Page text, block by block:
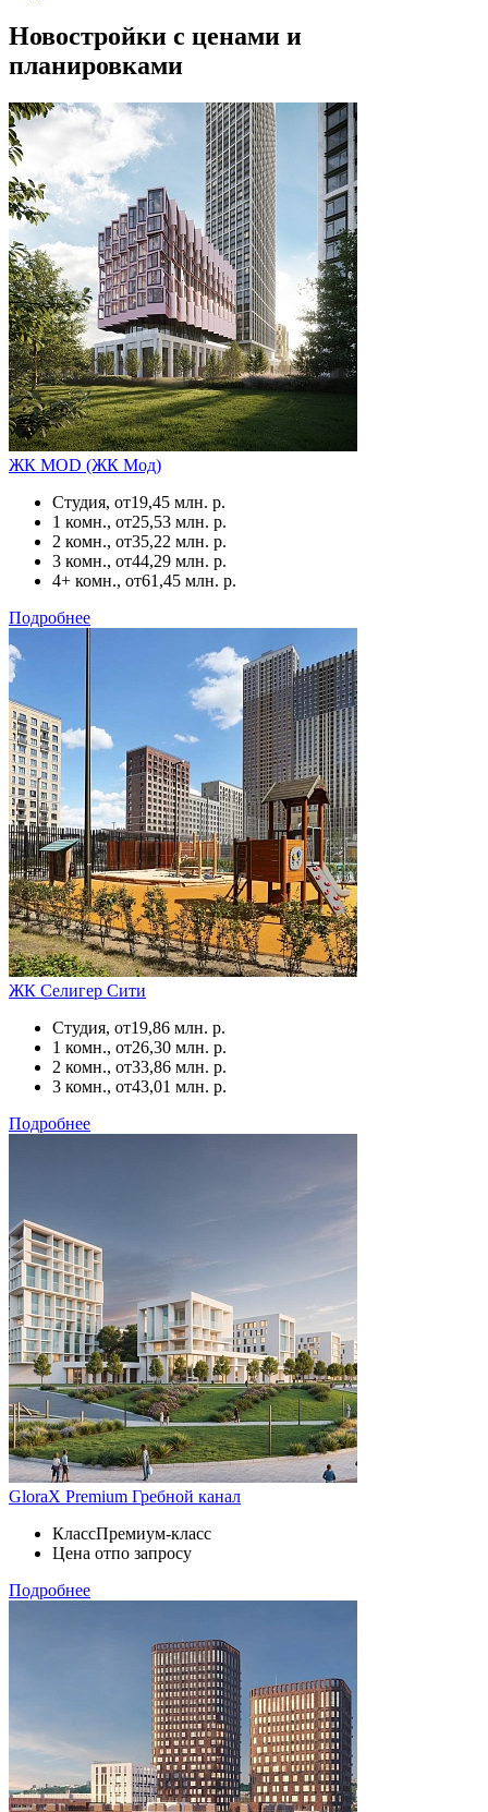
Новостройки с ценами и
планировками
ЖК MOD (ЖК Мод)
Студия, от19,45 млн. р.
1 комн., от25,53 млн. р.
2 комн., от35,22 млн. р.
3 комн., от44,29 млн. р.
4+ комн., от61,45 млн. р.
Подробнее
ЖК Селигер Сити
Студия, от19,86 млн. р.
1 комн., от26,30 млн. р.
2 комн., от33,86 млн. р.
3 комн., от43,01 млн. р.
Подробнее
GloraX Premium Гребной канал
КлассПремиум-класс
Цена отпо запросу
Подробнее